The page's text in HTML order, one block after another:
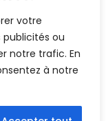
votre
ou
notre trafic. En
à notre